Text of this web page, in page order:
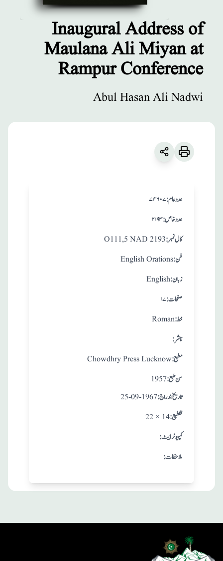
مطبوعات
Inaugural
Address of
Maulana Ali
Inaugural Address of
Maulana Ali Miyan at
Rampur Conference
Abul Hasan Ali Nadwi
۷۴۶۰۷:عدد عام
۲۱۹۳:عدد خاص
O111,5 NAD 2193 :کال نمبر
English Orations :فن
English:زبان
۱۷:صفحات
Roman:خط
:ناشر
Chowdhry Press Lucknow :مطبع
1957: سن طبع
25-09-1967: تاريخ اندراج
22 × 14 :تقطيع
:کمپیوٹر ڈیٹ
:ملاحظات